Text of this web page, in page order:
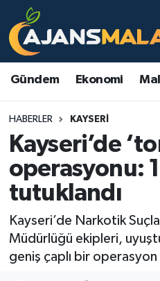
Gündem Ekonomi
HABERLER KAYSERI
Kayseri’de
operasyonu:
tutuklandı
Kayseri’de Narkotik
Müdürlüğü ekipleri,
geniş çaplı bir
Asayiş
Eğitim
Ekonomi
Gündem
Kültür & Sanat
Malatya Nöbetçi
Malatya Namaz
Malatya Trafik
TFF 3.Lig 2.Grup
Son Dakika Haberleri